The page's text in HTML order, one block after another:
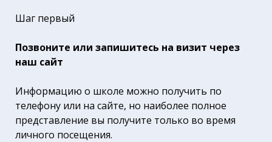
Шаг первый
Позвоните или запишитесь на визит через
наш сайт
Информацию о школе можно получить по
телефону или на сайте, но наиболее полное
представление вы получите только во время
личного посещения.